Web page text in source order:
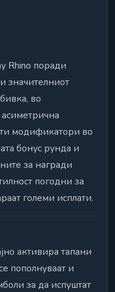
Rhino поради
значителниот
во
модификатори во
бонус рунда и
за награди
погодни за
големи исплати.
активира тапани
пополнуваат и
за да испуштат